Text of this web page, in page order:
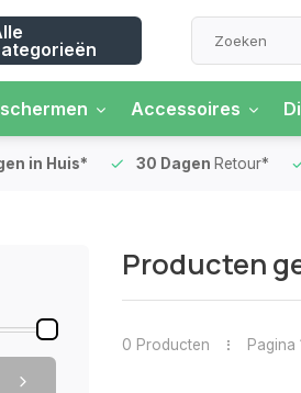
Accessoires
in Huis* 30 DagenRetour*
Producten
0 Producten Pagina